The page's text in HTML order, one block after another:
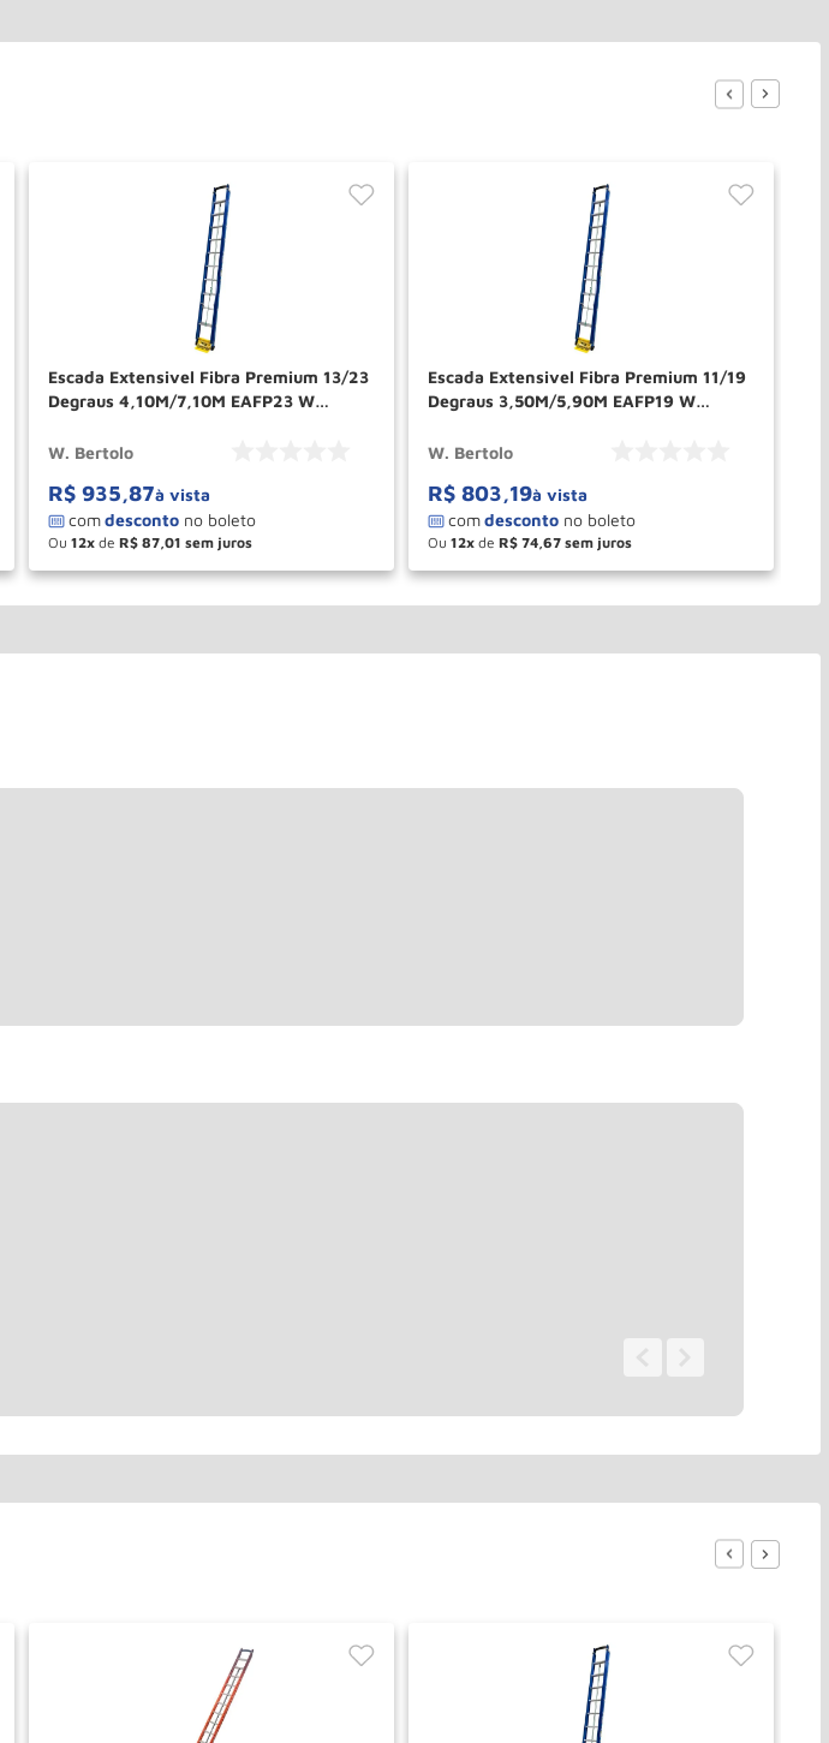
Escada Extensivel Fibra Premium 13/23
Degraus 4,10M/7,10M EAFP23 W
W. Bertolo
R$ 935,87à vista
Ou 12 de R$ 87,01
＋
－ COMPRAR
Escada Extensivel Fibra Premium 11/19
Degraus 3,50M/5,90M EAFP19 W
W. Bertolo
R$ 803,19à vista
Ou 12 de R$ 74,67
＋
－ COMPRAR